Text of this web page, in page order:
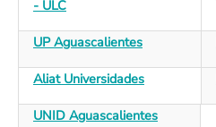
- ULC
UP Aguascalientes
Aliat Universidades
UNID Aguascalientes